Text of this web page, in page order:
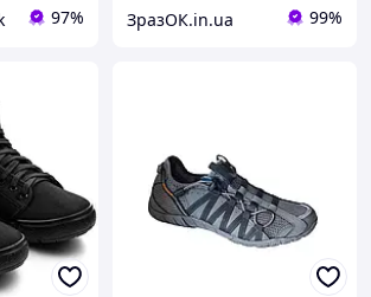
97% ЗразОК.in.ua 99%